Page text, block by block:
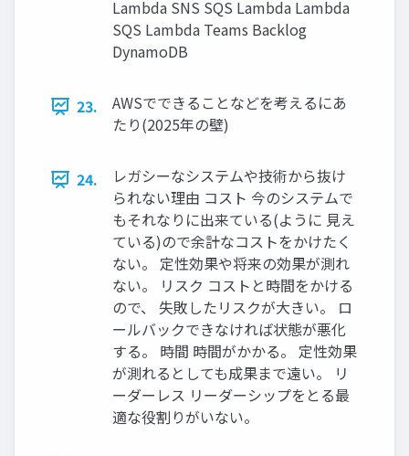
Lambda SNS SQS Lambda Lambda
SQS Lambda Teams Backlog
DynamoDB
23.
AWSでできることなどを考えるにあ
たり(2025年の壁)
24.
レガシーなシステムや技術から抜け
られない理由 コスト 今のシステムで
もそれなりに出来ている(ように 見え
ている)ので余計なコストをかけたく
ない。 定性効果や将来の効果が測れ
ない。 リスク コストと時間をかける
ので、 失敗したリスクが大きい。 ロ
ールバックできなければ状態が悪化
する。 時間 時間がかかる。 定性効果
が測れるとしても成果まで遠い。 リ
ーダーレス リーダーシップをとる最
適な役割りがいない。